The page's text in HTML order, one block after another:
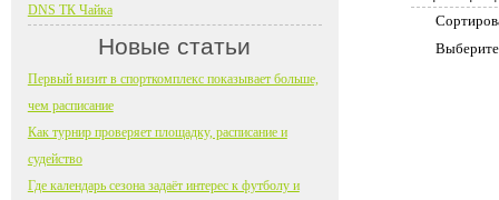
DNS ТК Чайка
Новые статьи
Первый визит в спорткомплекс показывает больше,
чем расписание
Как турнир проверяет площадку, расписание и
судейство
Где календарь сезона задаёт интерес к футболу и